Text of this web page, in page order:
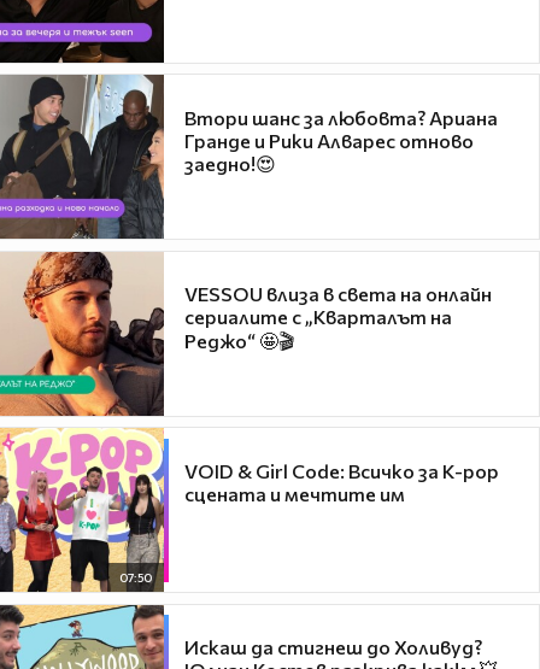
Втори шанс за любовта? Ариана
Гранде и Рики Алварес отново
заедно!😍
VESSOU влиза в света на онлайн
сериалите с „Кварталът на
Реджо“ 🤩🎬
07:50
VOID & Girl Code: Всичко за K-pop
сцената и мечтите им
Искаш да стигнеш до Холивуд?